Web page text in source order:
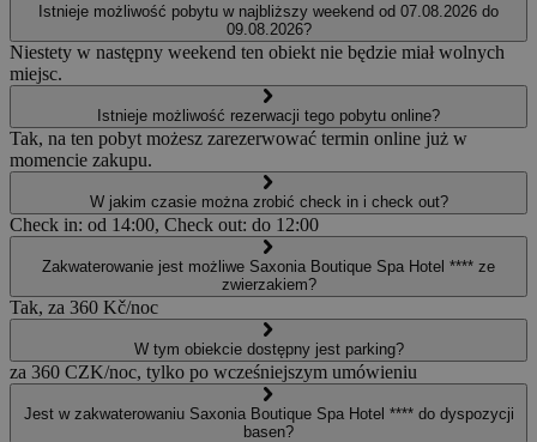
Istnieje możliwość pobytu w najbliższy weekend od 07.08.2026 do
09.08.2026?
Niestety w następny weekend ten obiekt nie będzie miał wolnych
miejsc.
Istnieje możliwość rezerwacji tego pobytu online?
Tak, na ten pobyt możesz zarezerwować termin online już w
momencie zakupu.
W jakim czasie można zrobić check in i check out?
Check in: od 14:00, Check out: do 12:00
Zakwaterowanie jest możliwe Saxonia Boutique Spa Hotel **** ze
zwierzakiem?
Tak, za 360 Kč/noc
W tym obiekcie dostępny jest parking?
za 360 CZK/noc, tylko po wcześniejszym umówieniu
Jest w zakwaterowaniu Saxonia Boutique Spa Hotel **** do dyspozycji
basen?